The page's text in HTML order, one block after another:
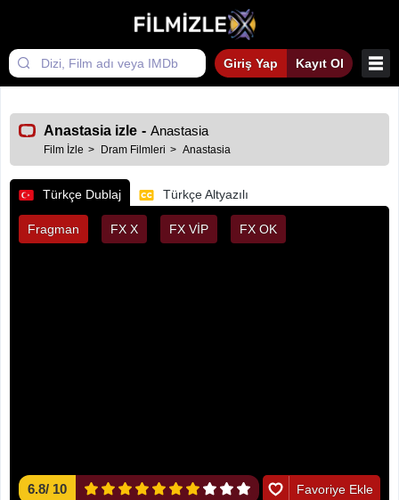
Giriş Yap Kayıt Ol
Anastasia izle - Anastasia
Film İzle Dram Filmleri Anastasia
Türkçe Dublaj Türkçe Altyazılı
Fragman FX X FX VİP FX OK
6.8/ 10 Favoriye Ekle